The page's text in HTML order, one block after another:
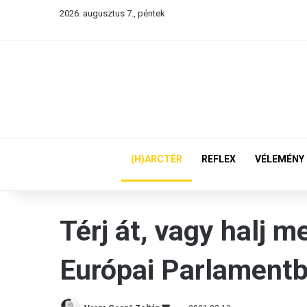
2026. augusztus 7., péntek
(H)ARCTÉR REFLEX VÉLEMÉNY
Térj át, vagy halj
Európai